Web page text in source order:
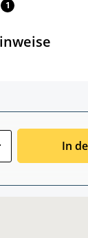
1
In